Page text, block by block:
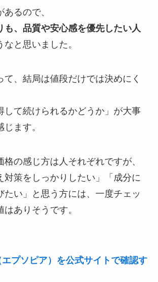
るので、
も、品質や安心感を優先したい人
と思いました。
て、結局は値段だけでは決めにく
して続けられるかどうか」が大事
ます。
の感じ方は人それぞれですが、
対策をしっかりしたい」「成分に
たい」と思う方には、一度チェッ
ありそうです。
プソピア）を公式サイトで確認す